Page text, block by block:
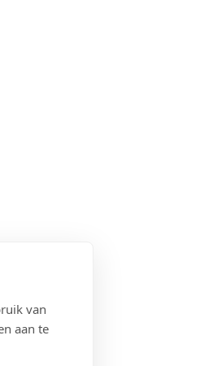
van
aan te